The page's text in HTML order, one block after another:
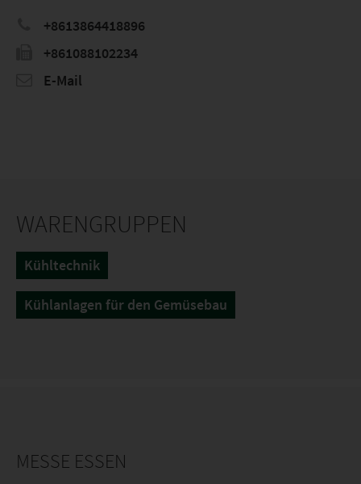
+8613864418896
+861088102234
E-Mail
WARENGRUPPEN
Kühltechnik
Kühlanlagen für den Gemüsebau
MESSE ESSEN